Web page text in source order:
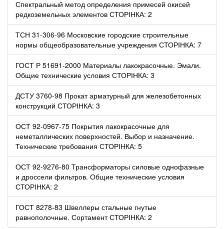
Спектральный метод определения примесей окисей
редкоземельных элементов СТОРІНКА: 2
ТСН 31-306-96 Московские городские строительные
нормы общеобразовательные учреждения СТОРІНКА: 7
ГОСТ Р 51691-2000 Материалы лакокрасочные. Эмали.
Общие технические условия СТОРІНКА: 3
ДСТУ 3760-98 Прокат арматурный для железобетонных
конструкций СТОРІНКА: 3
ОСТ 92-0967-75 Покрытия лакокрасочные для
неметаллических поверхностей. Выбор и назначение.
Технические требования СТОРІНКА: 5
ОСТ 92-9276-80 Трансформаторы силовые однофазные
и дроссели фильтров. Общие технические условия
СТОРІНКА: 2
ГОСТ 8278-83 Швеллеры стальные гнутые
равнополочные. Сортамент СТОРІНКА: 2